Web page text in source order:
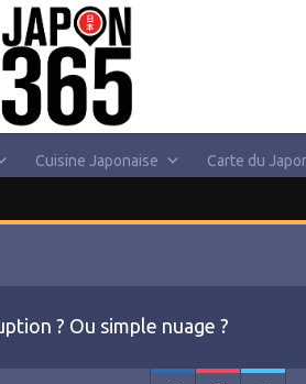
Cuisine Japonaise Carte du
? Ou simple nuage ?